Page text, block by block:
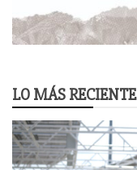
LO MÁS RECIENTE